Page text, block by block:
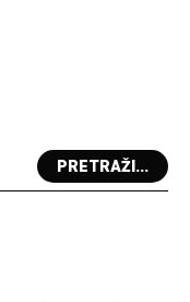
PRETRAŽI...